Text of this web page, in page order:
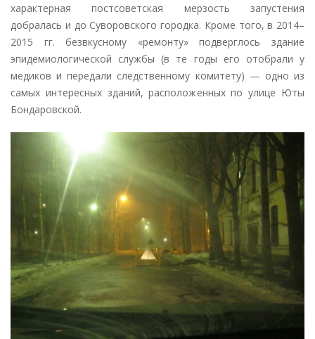
характерная постсоветская мерзость запустения
добралась и до Суворовского городка. Кроме того, в 2014–
2015 гг. безвкусному «ремонту» подверглось здание
эпидемиологической службы (в те годы его отобрали у
медиков и передали следственному комитету) — одно из
самых интересных зданий, расположенных по улице Юты
Бондаровской.